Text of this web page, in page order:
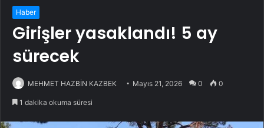
Haber
Girişler yasaklandı! 5 ay
sürecek
MEHMET HAZBİN KAZBEK Mayıs 21, 2026 0 0
1 dakika okuma süresi